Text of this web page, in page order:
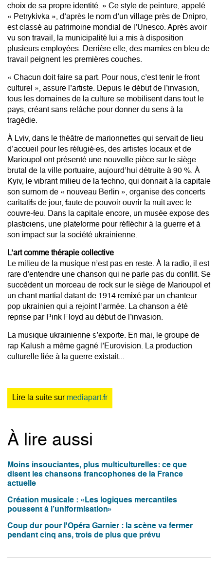
choix de sa propre identité. » Ce style de peinture, appelé
« Petrykivka », d’après le nom d’un village près de Dnipro,
est classé au patrimoine mondial de l’Unesco. Après avoir
vu son travail, la municipalité lui a mis à disposition
plusieurs employées. Derrière elle, des mamies en bleu de
travail peignent les premières couches.
« Chacun doit faire sa part. Pour nous, c’est tenir le front
culturel », assure l’artiste. Depuis le début de l’invasion,
tous les domaines de la culture se mobilisent dans tout le
pays, créant sans relâche pour donner du sens à la
tragédie.
À Lviv, dans le théâtre de marionnettes qui servait de lieu
d’accueil pour les réfugié·es, des artistes locaux et de
Marioupol ont présenté une nouvelle pièce sur le siège
brutal de la ville portuaire, aujourd’hui détruite à 90 %. À
Kyiv, le vibrant milieu de la techno, qui donnait à la capitale
son surnom de « nouveau Berlin », organise des concerts
caritatifs de jour, faute de pouvoir ouvrir la nuit avec le
couvre-feu. Dans la capitale encore, un musée expose des
plasticiens, une plateforme pour réfléchir à la guerre et à
son impact sur la société ukrainienne.
L’art comme thérapie collective
Le milieu de la musique n’est pas en reste. À la radio, il est
rare d’entendre une chanson qui ne parle pas du conflit. Se
succèdent un morceau de rock sur le siège de Marioupol et
un chant martial datant de 1914 remixé par un chanteur
pop ukrainien qui a rejoint l’armée. La chanson a été
reprise par Pink Floyd au début de l’invasion.
La musique ukrainienne s’exporte. En mai, le groupe de
rap Kalush a même gagné l’Eurovision. La production
culturelle liée à la guerre existait...
Lire la suite sur mediapart.fr
À lire aussi
Moins insouciantes, plus multiculturelles: ce que
disent les chansons francophones de la France
actuelle
Création musicale : «Les logiques mercantiles
poussent à l’uniformisation»
Coup dur pour l'Opéra Garnier : la scène va fermer
pendant cinq ans, trois de plus que prévu